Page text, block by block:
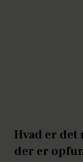
Hvad er det
der er